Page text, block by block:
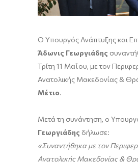
O Υπουργός Ανάπτυξης και
Άδωνις Γεωργιάδης
Τρίτη 11 Μαΐου, με τον
Ανατολικής Μακεδονίας &
Μέτιο.
Μετά τη συνάντηση, ο
Γεωργιάδης δήλωσε:
«Συναντήθηκα με τον
Ανατολικής Μακεδονίας &